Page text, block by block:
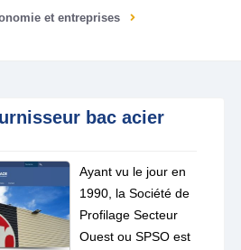
et entreprises
bac acier
Ayant vu le jour en
1990, la Société de
Profilage Secteur
Ouest ou SPSO est